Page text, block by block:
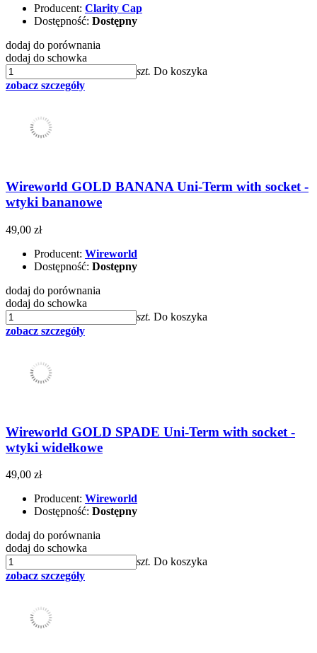
Producent: Clarity Cap
Dostępność: Dostępny
dodaj do porównania
dodaj do schowka
szt. Do koszyka
zobacz szczegóły
Wireworld GOLD BANANA Uni-Term with socket -
wtyki bananowe
49,00 zł
Producent: Wireworld
Dostępność: Dostępny
dodaj do porównania
dodaj do schowka
szt. Do koszyka
zobacz szczegóły
Wireworld GOLD SPADE Uni-Term with socket -
wtyki widełkowe
49,00 zł
Producent: Wireworld
Dostępność: Dostępny
dodaj do porównania
dodaj do schowka
szt. Do koszyka
zobacz szczegóły